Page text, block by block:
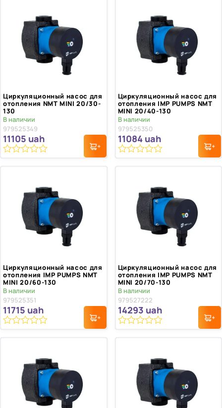
Циркуляционный насос для
отопления NMT MINI 20/30-
130
В наличии
979525349
11105 uah
Циркуляционный насос для
отопления IMP PUMPS NMT
MINI 20/40-130
В наличии
979525350
11084 uah
Циркуляционный насос для
отопления IMP PUMPS NMT
MINI 20/60-130
В наличии
979525351
11715 uah
Циркуляционный насос для
отопления IMP PUMPS NMT
MINI 20/70-130
В наличии
979527222
14293 uah